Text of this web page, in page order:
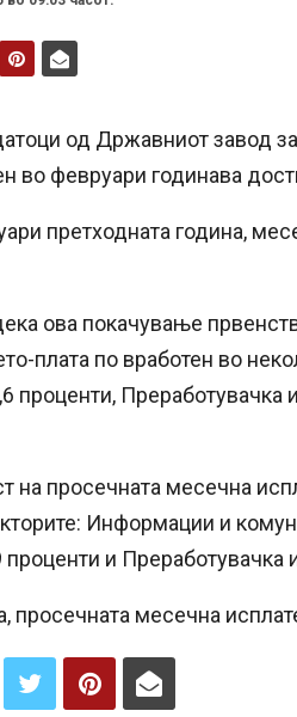
од Државниот завод
во февруари годинава
претходната година,
ова покачување
плата по вработен во
проценти, Преработувачка
на просечната месечна
Информации и
и Преработувачка
просечната месечна